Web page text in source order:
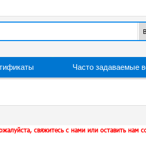
Часто задаваемые
свяжитесь с нами или оставить нам